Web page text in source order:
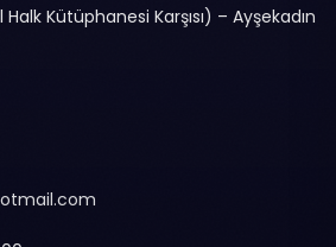
Halk Kütüphanesi Karşısı) – Ayşekadın